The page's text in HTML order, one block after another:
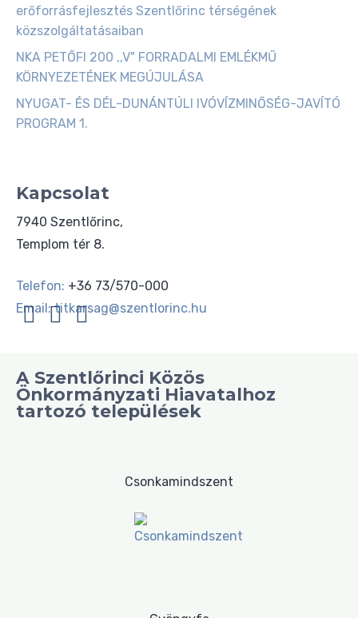
erőforrásfejlesztés Szentlőrinc térségének
közszolgáltatásaiban
NKA PETŐFI 200 ,,V" FORRADALMI EMLÉKMŰ
KÖRNYEZETÉNEK MEGÚJULÁSA
NYUGAT- ÉS DÉL-DUNÁNTÚLI IVÓVÍZMINŐSÉG-JAVÍTÓ
PROGRAM 1.
Kapcsolat
7940 Szentlőrinc,
Templom tér 8.
Telefon: +36 73/570-000
Email: titkarsag@szentlorinc.hu
A Szentlőrinci Közös
Önkormányzati Hiavatalhoz
tartozó települések
Csonkamindszent